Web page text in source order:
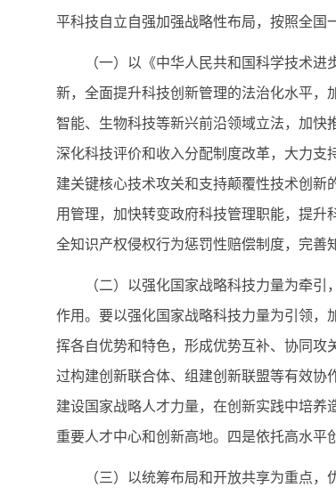
平科技自立自强加强战略性布局，按照全国
（一）以《中华人民共和国科学技术进步
新，全面提升科技创新管理的法治化水平，
智能、生物科技等新兴前沿领域立法，加快
深化科技评价和收入分配制度改革，大力支
建关键核心技术攻关和支持颠覆性技术创
用管理，加快转变政府科技管理职能，提
全知识产权侵权行为惩罚性赔偿制度，完善
（二）以强化国家战略科技力量为牵引，
作用。要以强化国家战略科技力量为引领，
挥各自优势和特色，形成优势互补、协同攻
过构建创新联合体、组建创新联盟等有效协
建设国家战略人才力量，在创新实践中培
重要人才中心和创新高地。四是依托高水平
（三）以统筹布局和开放共享为重点，优